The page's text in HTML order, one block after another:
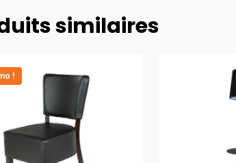
similaires
!